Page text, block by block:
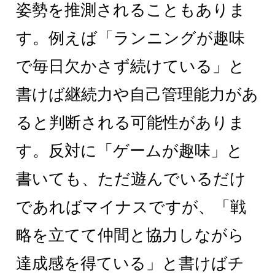
姿勢を推測されることもありま
す。例えば「ランニングが趣味
で毎日欠かさず続けている」と
書けば継続力や自己管理能力があ
ると判断される可能性がありま
す。反対に「ゲームが趣味」と
書いても、ただ遊んでいるだけ
であればマイナスですが、「戦
略を立てて仲間と協力しながら
達成感を得ている」と書けばチ